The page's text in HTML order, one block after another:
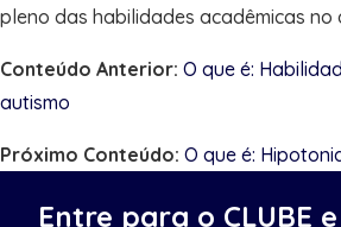
pleno das habilidades acadêmicas no
Conteúdo Anterior: O que é:
autismo
Próximo Conteúdo: O que é:
Entre para o CLUBE